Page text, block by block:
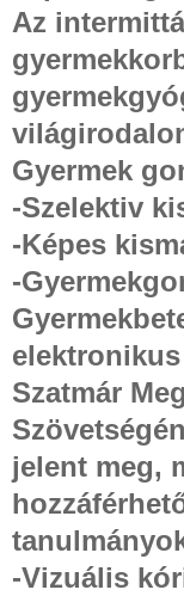
Az
Gyermek
-Szelektiv
-Képes
-
Szatmár
jelent meg,
-Vizuális